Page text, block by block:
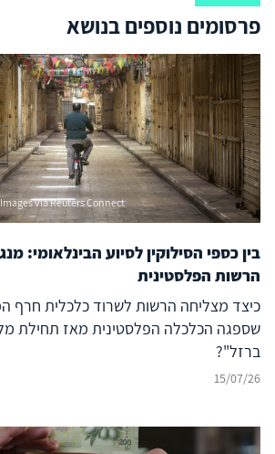
פרסומים נוספים בנושא
via Reuters Connect
בין כספי הסילוקין לסיוע הבינלאומי:
הרשות הפלסטינית
כיצד מצליחה הרשות לשרוד כלכלית חרף
שספגה הכלכלה הפלסטינית מאז תחילת
ברזל"?
15/07/26